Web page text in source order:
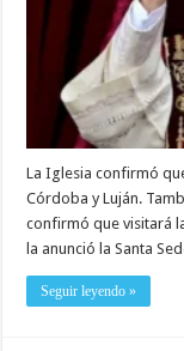
La Iglesia confirmó
Córdoba y Luján.
confirmó que visitará
la anunció la Santa
Seguir leyendo »